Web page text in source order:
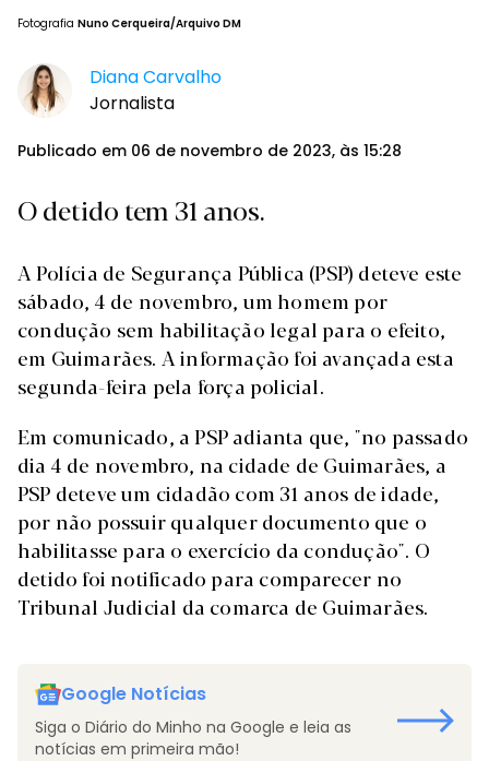
Fotografia Nuno Cerqueira/Arquivo DM
Diana Carvalho
Jornalista
Publicado em 06 de novembro de 2023, às 15:28
O detido tem 31 anos.
A Polícia de Segurança Pública (PSP) deteve este
sábado, 4 de novembro, um homem por
condução sem habilitação legal para o efeito,
em Guimarães. A informação foi avançada esta
segunda-feira pela força policial.
Em comunicado, a PSP adianta que, "no passado
dia 4 de novembro, na cidade de Guimarães, a
PSP deteve um cidadão com 31 anos de idade,
por não possuir qualquer documento que o
habilitasse para o exercício da condução". O
detido foi notificado para comparecer no
Tribunal Judicial da comarca de Guimarães.
Google Notícias
Siga o Diário do Minho na Google e leia as
notícias em primeira mão!